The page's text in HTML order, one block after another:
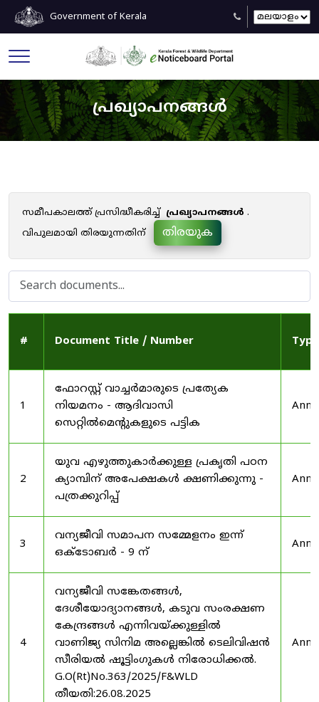
Government of Kerala
പ്രഖ്യാപനങ്ങൾ
സമീപകാലത്ത് പ്രസിദ്ധീകരിച്ച് പ്രഖ്യാപനങ്ങൾ .
വിപുലമായി തിരയുന്നതിന്
തിരയുക
# Document Title / Number Type
1
ഫോറസ്റ്റ് വാച്ചർമാരുടെ പ്രത്യേക
നിയമനം - ആദിവാസി
സെറ്റിൽമെന്റുകളുടെ പട്ടിക
2
യുവ എഴുത്തുകാർക്കുള്ള പ്രകൃതി പഠന
ക്യാമ്പിന് അപേക്ഷകൾ ക്ഷണിക്കുന്നു -
പത്രക്കുറിപ്പ്
3
വന്യജീവി സമാപന സമ്മേളനം ഇന്ന്
ഒക്ടോബർ - 9 ന്
4
വന്യജീവി സങ്കേതങ്ങൾ,
ദേശീയോദ്യാനങ്ങൾ, കടുവ സംരക്ഷണ
കേന്ദ്രങ്ങൾ എന്നിവയ്ക്കുള്ളിൽ
വാണിജ്യ സിനിമ അല്ലെങ്കിൽ ടെലിവിഷൻ
സീരിയൽ ഷൂട്ടിംഗുകൾ നിരോധിക്കൽ.
G.O(Rt)No.363/2025/F&WLD
തീയതി:26.08.2025